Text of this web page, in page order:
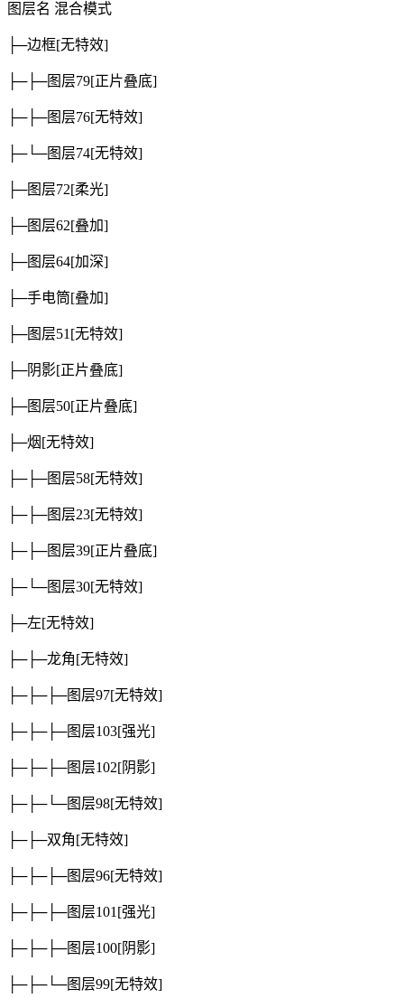
图层名 混合模式
├─边框[无特效]
├─├─图层79[正片叠底]
├─├─图层76[无特效]
├─└─图层74[无特效]
├─图层72[柔光]
├─图层62[叠加]
├─图层64[加深]
├─手电筒[叠加]
├─图层51[无特效]
├─阴影[正片叠底]
├─图层50[正片叠底]
├─烟 [无特效]
├─├─图层58[无特效]
├─├─图层23[无特效]
├─├─图层39[正片叠底]
├─└─图层30[无特效]
├─左[无特效]
├─├─龙角 [无特效]
├─├─├─图层97[无特效]
├─├─├─图层103[强光]
├─├─├─图层102[阴影]
├─├─└─图层98[无特效]
├─├─双角 [无特效]
├─├─├─图层96[无特效]
├─├─├─图层101[强光]
├─├─├─图层100[阴影]
├─├─└─图层99[无特效]